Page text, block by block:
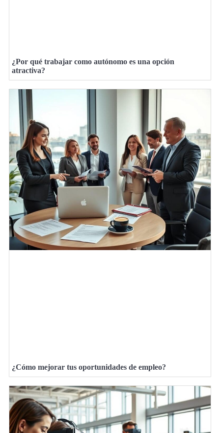
¿Por qué trabajar como autónomo es una opción
atractiva?
¿Cómo mejorar tus oportunidades de empleo?